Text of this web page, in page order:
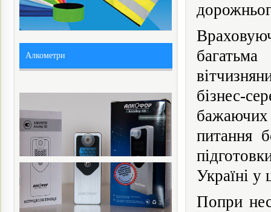
бізнес-
питання
Україні у
Попри
Алкометри